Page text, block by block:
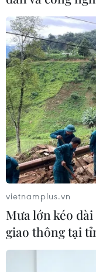
vietnamplus.vn
Mưa lớn kéo
giao thông tại